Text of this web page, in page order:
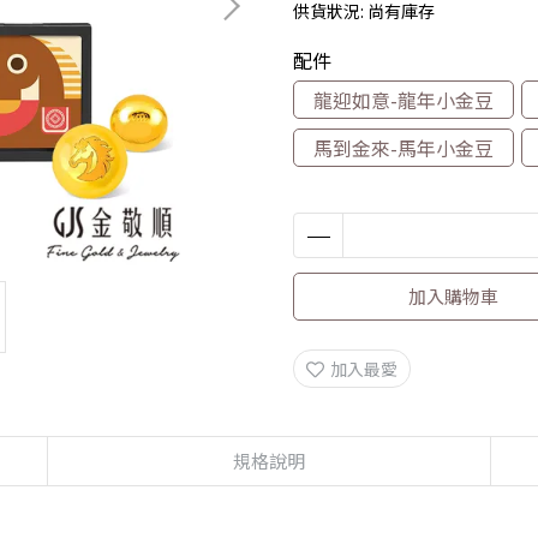
供貨狀況: 尚有庫存
配件
龍迎如意-龍年小金豆
馬到金來-馬年小金豆
加入購物車
加入最愛
規格說明